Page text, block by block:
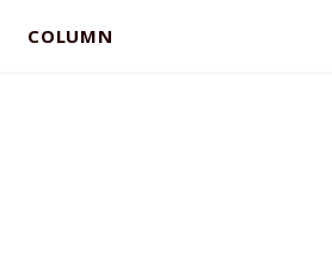
COLUMN